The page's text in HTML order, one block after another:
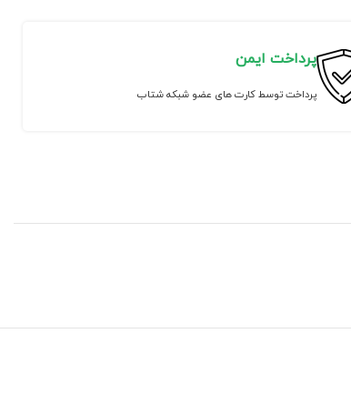
پرداخت ایمن
پرداخت توسط کارت های عضو شبکه شتاب